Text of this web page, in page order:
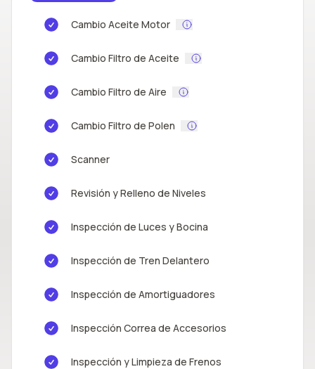
Cambio Aceite Motor
Cambio Filtro de Aceite
Cambio Filtro de Aire
Cambio Filtro de Polen
Scanner
Revisión y Relleno de Niveles
Inspección de Luces y Bocina
Inspección de Tren Delantero
Inspección de Amortiguadores
Inspección Correa de Accesorios
Inspección y Limpieza de Frenos